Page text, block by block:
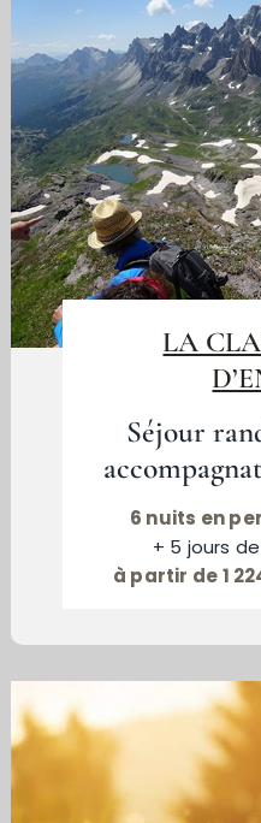
LA
Séjour
6 nuits en
+ 5 jours
à partir de 1